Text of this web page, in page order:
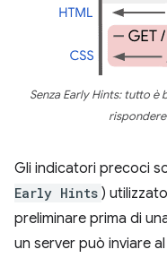
Senza Early Hints: tutto
Gli indicatori precoci
Early Hints )
preliminare prima di
un server può inviare